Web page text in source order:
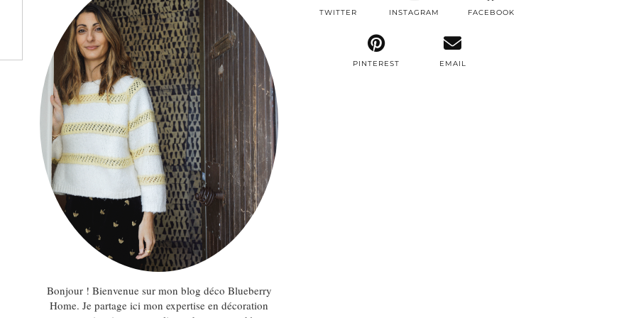
Bonjour ! Bienvenue sur mon blog déco Blueberry
Home. Je partage ici mon expertise en décoration
TWITTER INSTAGRAM FACEBOOK
PINTEREST EMAIL